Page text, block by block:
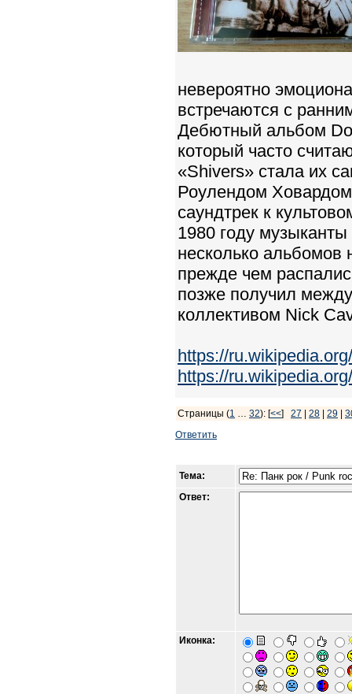
невероятно
встречаются с
Дебютный альбом
который часто
«Shivers» стала их
Роулендом
саундтрек к
1980 году
несколько
прежде чем
позже получил
коллективом Nick
https://
https://
Страницы (1 … 32): [<<] 27 28 29
Ответить
Тема:
Ответ:
Иконка: